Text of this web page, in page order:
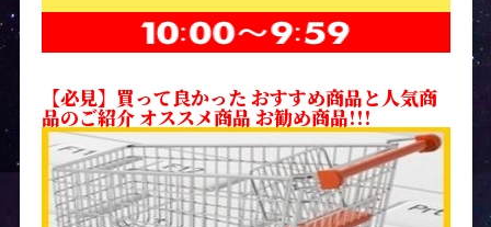
【必見】買って良かった おすすめ商品と人気商
品のご紹介 オススメ商品 お勧め商品!!!